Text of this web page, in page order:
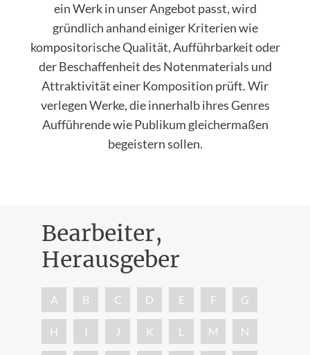
ein Werk in unser Angebot passt, wird
gründlich anhand einiger Kriterien wie
kompositorische Qualität, Aufführbarkeit oder
der Beschaffenheit des Notenmaterials und
Attraktivität einer Komposition prüft. Wir
verlegen Werke, die innerhalb ihres Genres
Aufführende wie Publikum gleichermaßen
begeistern sollen.
Bearbeiter,
Herausgeber
A B C D E F G
H I J K L M N